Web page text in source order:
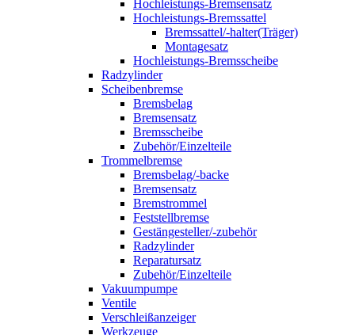
Hochleistungs-Bremsensatz
Hochleistungs-Bremssattel
Bremssattel/-halter(Träger)
Montagesatz
Hochleistungs-Bremsscheibe
Radzylinder
Scheibenbremse
Bremsbelag
Bremsensatz
Bremsscheibe
Zubehör/Einzelteile
Trommelbremse
Bremsbelag/-backe
Bremsensatz
Bremstrommel
Feststellbremse
Gestängesteller/-zubehör
Radzylinder
Reparatursatz
Zubehör/Einzelteile
Vakuumpumpe
Ventile
Verschleißanzeiger
Werkzeuge